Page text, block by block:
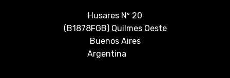
Husares Nº 20
(B1878FGB) Quilmes Oeste
Buenos Aires
Argentina